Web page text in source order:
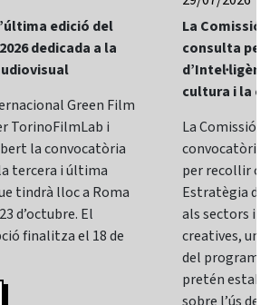
edició del
dedicada a la
Green Film
TorinoFilmLab i
la convocatòria
tercera i última
tindrà lloc a Roma
d’octubre. El
finalitza el 18 de
La Comissió
consulta
cultura i la
La Comissió
convocatòria
per recollir
Estratègia
als sectors i
creatives,
del programa
pretén
sobre l’ús de